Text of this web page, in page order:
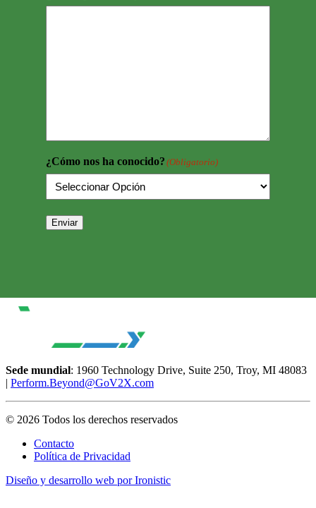
¿Cómo nos ha conocido? (Obligatorio)
Enviar
Sede mundial: 1960 Technology Drive, Suite 250, Troy, MI 48083
| Perform.Beyond@GoV2X.com
© 2026 Todos los derechos reservados
Contacto
Política de Privacidad
Diseño y desarrollo web por Ironistic